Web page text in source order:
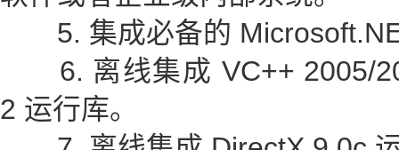
5. 集成必备的
6. 离线集成 VC++ 2005/
2 运行库。